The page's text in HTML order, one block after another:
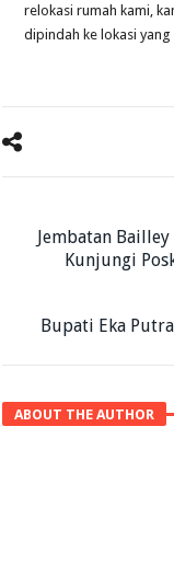
relokasi rumah kami,
dipindah ke lokasi
Jembatan
Kunjungi
Bupati Eka
ABOUT THE AUTHOR